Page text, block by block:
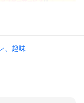
る可能性が大変少
傷つける恐れがあり
予めご了承くださ
をご要望欄にてお
、趣味